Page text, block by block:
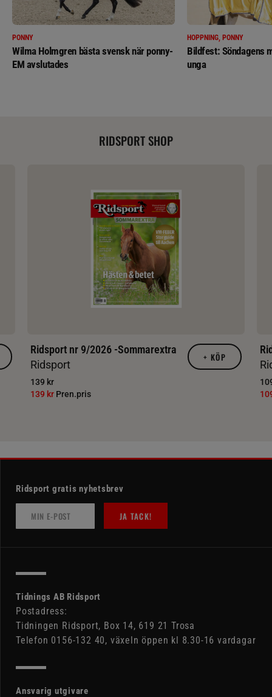
PONNY
Wilma Holmgren bästa svensk när ponny-
EM avslutades
HOPPNING, PONNY
Bildfest: Söndagens
unga
RIDSPORT SHOP
Ridsport nr 9/2026 -Sommarextra
Ridsport
139 kr
139 kr Pren.pris
+ KÖP
Ridsport gratis nyhetsbrev
JA TACK!
Tidnings AB Ridsport
Postadress:
Tidningen Ridsport, Box 14, 619 21 Trosa
Telefon 0156-132 40, växeln öppen kl 8.30-16 vardagar
Ansvarig utgivare